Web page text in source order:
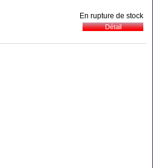
En rupture de stock